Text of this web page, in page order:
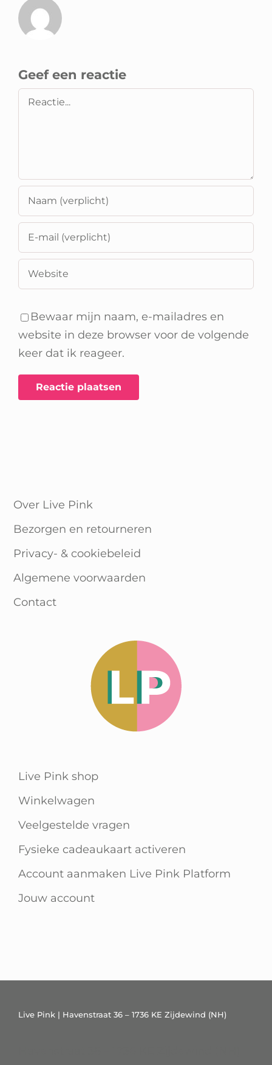
Geef een reactie
Reactie
Bewaar mijn naam, e-mailadres en
website in deze browser voor de volgende
keer dat ik reageer.
Over Live Pink
Bezorgen en retourneren
Privacy- & cookiebeleid
Algemene voorwaarden
Contact
Live Pink shop
Winkelwagen
Veelgestelde vragen
Fysieke cadeaukaart activeren
Account aanmaken Live Pink Platform
Jouw account
Live Pink | Havenstraat 36 – 1736 KE Zijdewind (NH)